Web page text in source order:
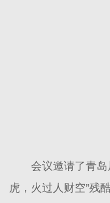
会议邀请了青
虎，火过人财空”残